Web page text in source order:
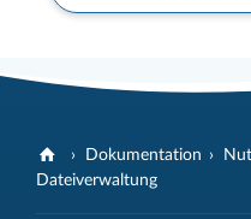
Dokumentation
Dateiverwaltung